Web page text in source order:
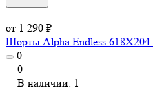
от 1 290 ₽
Шорты Alpha Endless 618X204
0
0
В наличии: 1